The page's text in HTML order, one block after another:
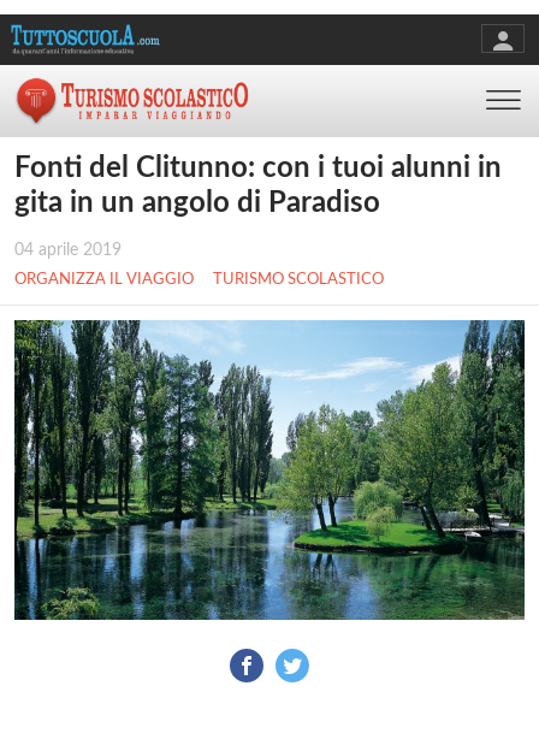
Fonti del Clitunno: con i tuoi alunni in
gita in un angolo di Paradiso
04 aprile 2019
ORGANIZZA IL VIAGGIO TURISMO SCOLASTICO